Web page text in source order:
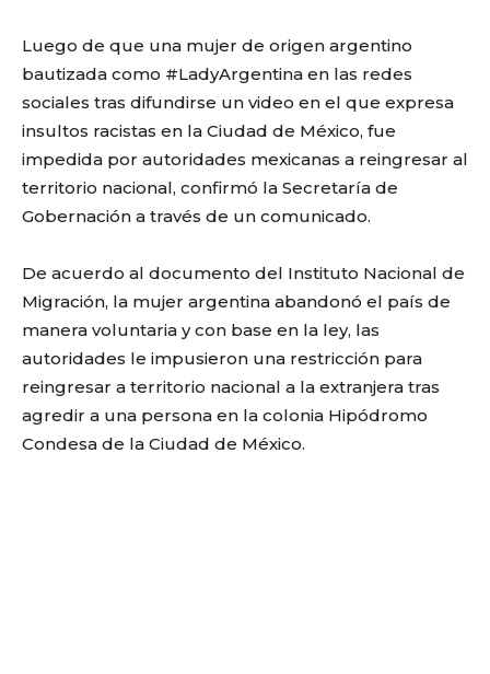
Luego de que una mujer de origen argentino
bautizada como #LadyArgentina en las redes
sociales tras difundirse un video en el que expresa
insultos racistas en la Ciudad de México, fue
impedida por autoridades mexicanas a reingresar al
territorio nacional, confirmó la Secretaría de
Gobernación a través de un comunicado.
De acuerdo al documento del Instituto Nacional de
Migración, la mujer argentina abandonó el país de
manera voluntaria y con base en la ley, las
autoridades le impusieron una restricción para
reingresar a territorio nacional a la extranjera tras
agredir a una persona en la colonia Hipódromo
Condesa de la Ciudad de México.